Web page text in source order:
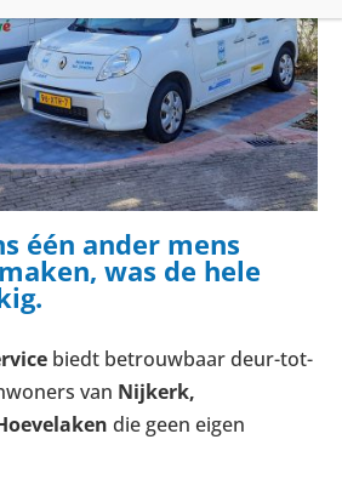
één ander mens
was de hele
biedt betrouwbaar deur-tot-
van Nijkerk,
die geen eigen